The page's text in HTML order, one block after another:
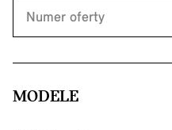
MODELE